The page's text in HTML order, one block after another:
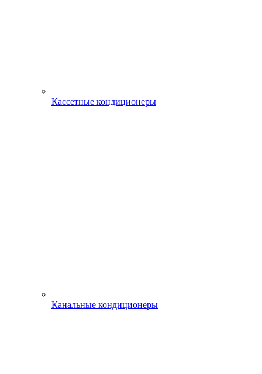
Кассетные кондиционеры
Канальные кондиционеры